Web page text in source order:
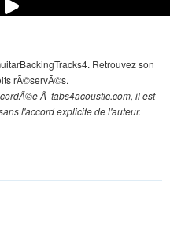
Retrouvez son
rÃ©servÃ©s.
Ã tabs4acoustic.com, il est
l'accord explicite de l'auteur.